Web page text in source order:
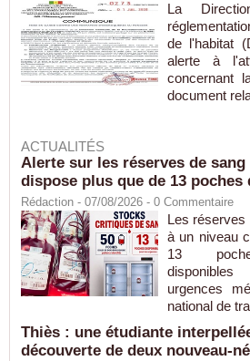
La
de l'habitat
alerte à
concernant
document
ACTUALITÉS
Alerte sur les réserves de sang
dispose plus que de 13 poches
Rédaction - 07/08/2026 - 0 Commentaire
Les
à un niveau
13
urgences
national de
Thiès : une étudiante
découverte de deux nouveau-